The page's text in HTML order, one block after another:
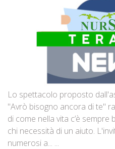
Lo spettacolo proposto
"Avrò bisogno ancora di te"
di come nella vita c’è
chi necessità di un aiuto.
numerosi a... ...